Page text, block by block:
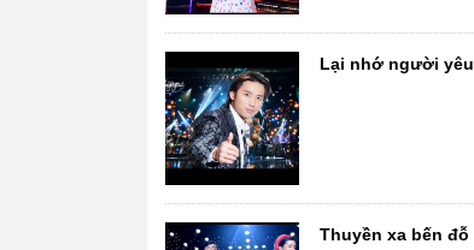
Lại nhớ người yêu
Thuyền xa bến đỗ